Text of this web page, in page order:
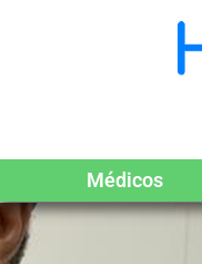
Médicos